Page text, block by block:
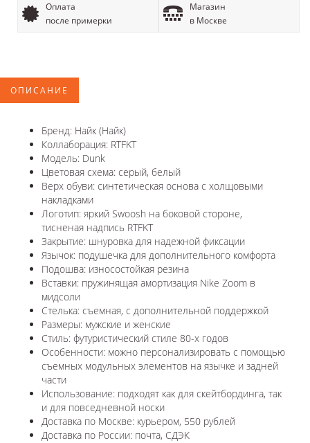
Оплата
после примерки
Магазин
в Москве
ОПИСАНИЕ
Бренд: Найк (Найк)
Коллаборация: RTFKT
Модель: Dunk
Цветовая схема: серый, белый
Верх обуви: синтетическая основа с холщовыми
накладками
Логотип: яркий Swoosh на боковой стороне,
тисненая надпись RTFKT
Закрытие: шнуровка для надежной фиксации
Язычок: подушечка для дополнительного комфорта
Подошва: износостойкая резина
Вставки: пружинящая амортизация Nike Zoom в
мидсоли
Стелька: съемная, с дополнительной поддержкой
Размеры: мужские и женские
Стиль: футуристический стиле 80-х годов
Особенности: можно персонализировать с помощью
съемных модульных элементов на язычке и задней
части
Использование: подходят как для скейтбординга, так
и для повседневной носки
Доставка по Москве: курьером, 550 рублей
Доставка по России: почта, СДЭК